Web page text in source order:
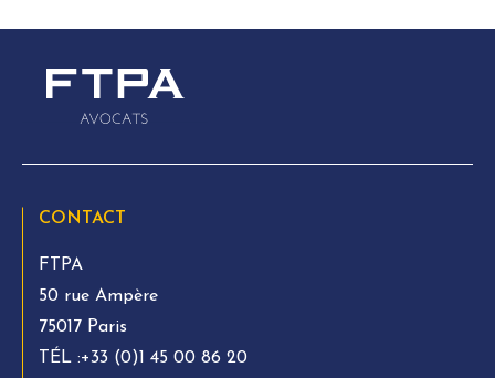
CONTACT
FTPA
50 rue Ampère
75017 Paris
TÉL :+33 (0)1 45 00 86 20